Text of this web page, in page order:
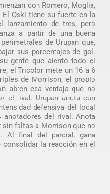
con Romero, Moglia,
Oski tiene su fuerte en la
lanzamiento de tres, pero
a partir de una buena
de Urupan que,
sus porcentajes de gol.
gente que alentó todo el
el Tricolor mete un 16 a 6
de Morrison, el propio
abren esa ventaja que no
el rival. Urupan anota con
defensiva del local
del rival. Anota
sin faltas a Morrison que no
Al final del parcial, gana
la reacción en el